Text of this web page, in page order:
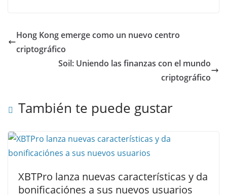
Hong Kong emerge como un nuevo centro
criptográfico
Soil: Uniendo las finanzas con el mundo
criptográfico
También te puede gustar
XBTPro lanza nuevas características y da
bonificaciónes a sus nuevos usuarios